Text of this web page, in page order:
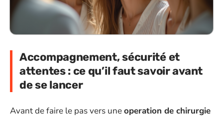
Accompagnement, sécurité et
attentes : ce qu’il faut savoir avant
de se lancer
Avant de faire le pas vers uneoperation de chirurgie